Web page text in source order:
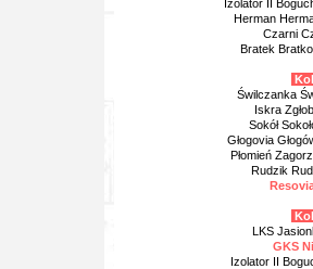
Izolator II
Herman
Czarni
Bratek
Świlczanka
Iskra
Sokół
Głogovia
Płomień
Rudzik
LKS
GKS
Izolator II